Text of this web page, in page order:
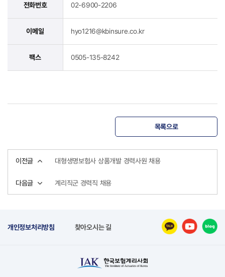
전화번호 02-6900-2206
이메일 hyo1216@kbinsure.co.kr
팩스 0505-135-8242
목록으로
이전글 대형생명보험사 상품개발 경력사원 채용
다음글 계리직군 경력직 채용
개인정보처리방침 찾아오시는 길